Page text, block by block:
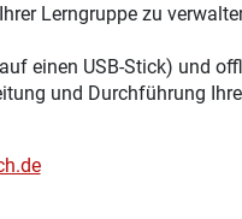
Lerngruppe zu
einen USB-Stick) und
und Durchführung